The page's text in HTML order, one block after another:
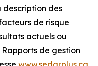
description des
de risque
actuels ou
de gestion